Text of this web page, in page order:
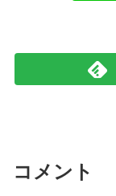
コメント